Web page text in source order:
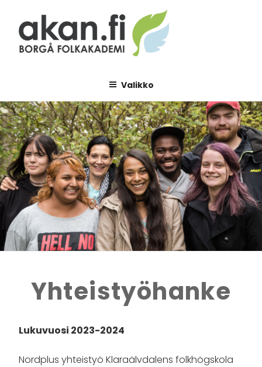
sisältöön
Valikko
Yhteistyöhanke
Lukuvuosi 2023-2024
Nordplus yhteistyö Klaraälvdalens folkhögskola